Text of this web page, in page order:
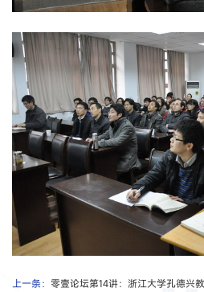
上一条： 零壹论坛第14讲：浙江大学孔德兴